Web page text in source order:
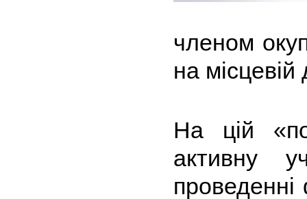
членом
на
На цій
активну
проведенні